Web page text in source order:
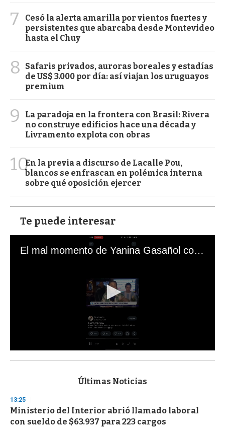
7
Cesó la alerta amarilla por vientos fuertes y
persistentes que abarcaba desde Montevideo
hasta el Chuy
8
Safaris privados, auroras boreales y estadías
de US$ 3.000 por día: así viajan los uruguayos
premium
9
La paradoja en la frontera con Brasil: Rivera
no construye edificios hace una década y
Livramento explota con obras
10En la previa a discurso de Lacalle Pou,
blancos se enfrascan en polémica interna
sobre qué oposición ejercer
Te puede interesar
El mal momento de Yanina Gasañol con un hincha argentino en "Subrayado"
s
d
s
o
f
Últimas Noticias
13:25
Ministerio del Interior abrió llamado laboral
con sueldo de $63.937 para 223 cargos